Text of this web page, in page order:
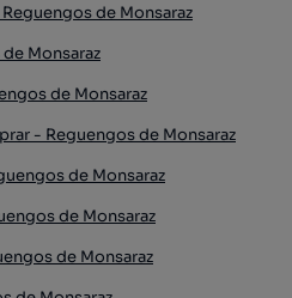
de Monsaraz
Monsaraz
de Monsaraz
- Reguengos de Monsaraz
de Monsaraz
de Monsaraz
de Monsaraz